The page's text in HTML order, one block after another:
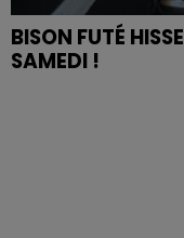
BISON FUTÉ
SAMEDI !